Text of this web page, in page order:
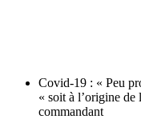
Covid-19 : « Peu
« soit à l’origine
commandant